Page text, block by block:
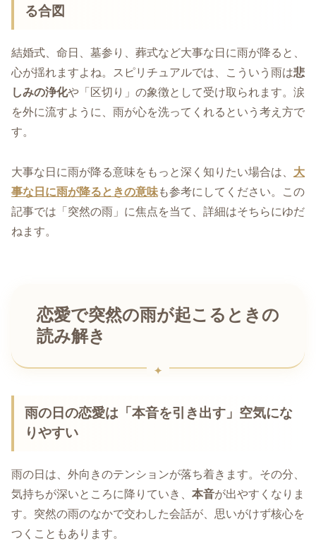
る合図
結婚式、命日、墓参り、葬式など大事な日に雨が降ると、
心が揺れますよね。スピリチュアルでは、こういう雨は悲
しみの浄化や「区切り」の象徴として受け取られます。涙
を外に流すように、雨が心を洗ってくれるという考え方で
す。
大事な日に雨が降る意味をもっと深く知りたい場合は、 大
事な日に雨が降るときの意味も参考にしてください。この
記事では「突然の雨」に焦点を当て、詳細はそちらにゆだ
ねます。
恋愛で突然の雨が起こるときの
読み解き
雨の日の恋愛は「本音を引き出す」空気にな
りやすい
雨の日は、外向きのテンションが落ち着きます。その分、
気持ちが深いところに降りていき、 本音が出やすくなりま
す。突然の雨のなかで交わした会話が、思いがけず核心を
つくこともあります。